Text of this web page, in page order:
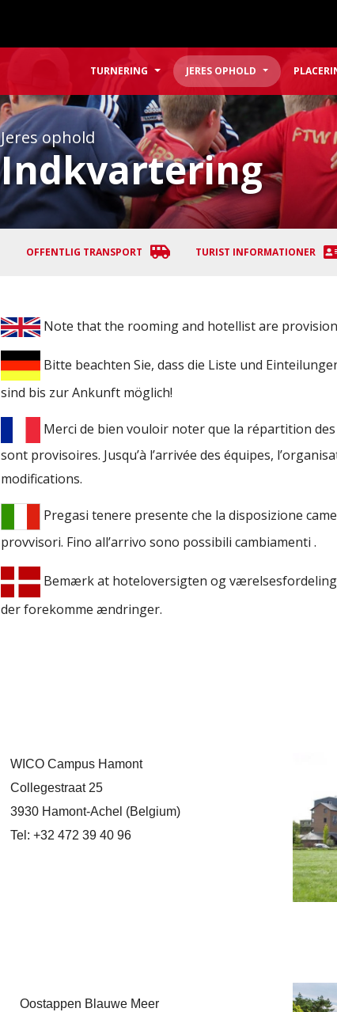
TURNERING JERES OPHOLD
Jeres ophold
Indkvartering
OFFENTLIG TRANSPORT TURIST INFORMATIONER
Note that the rooming and hotellist are
Bitte beachten Sie, dass die Liste und
sind bis zur Ankunft möglich!
Merci de bien vouloir noter que la répartition
sont provisoires. Jusqu’à l’arrivée des équipes,
modifications.
Pregasi tenere presente che la disposizione
provvisori. Fino all’arrivo sono possibili cambiamenti .
Bemærk at hoteloversigten og
der forekomme ændringer.
WICO Campus Hamont
Collegestraat 25
3930 Hamont-Achel (Belgium)
Tel: +32 472 39 40 96
Oostappen Blauwe Meer